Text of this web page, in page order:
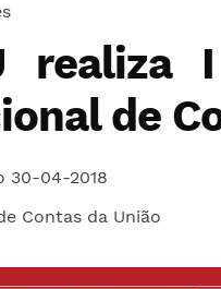
realiza
de
30-04-2018
Contas da União